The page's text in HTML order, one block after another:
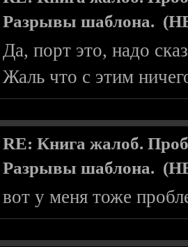
Разрывы шаблона.
Да, порт это, надо
Жаль что с этим
RE: Книга жалоб.
Разрывы шаблона.
вот у меня тоже